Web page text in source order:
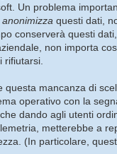
Un problema
anonimizza questi dati,
conserverà questi
non importa
rifiutarsi.
questa mancanza di
operativo con la
dando agli utenti
metterebbe a
(In particolare,